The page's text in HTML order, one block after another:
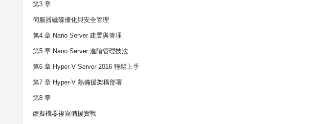
第3 章
伺服器磁碟優化與安全管理
第4 章 Nano Server 建置與管理
第5 章 Nano Server 進階管理技法
第6 章 Hyper-V Server 2016 輕鬆上手
第7 章 Hyper-V 熱備援架構部署
第8 章
虛擬機器複寫備援實戰